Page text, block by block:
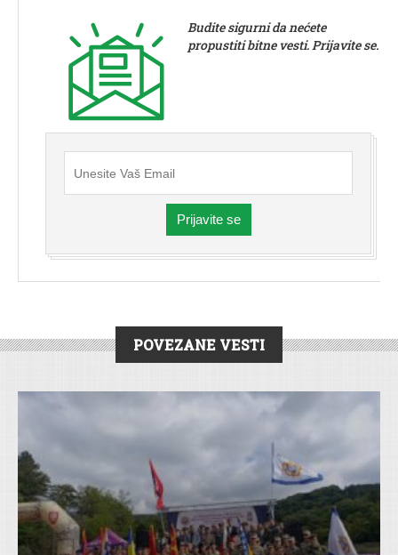
Budite sigurni da nećete
propustiti bitne vesti. Prijavite se.
Prijavite se
POVEZANE VESTI